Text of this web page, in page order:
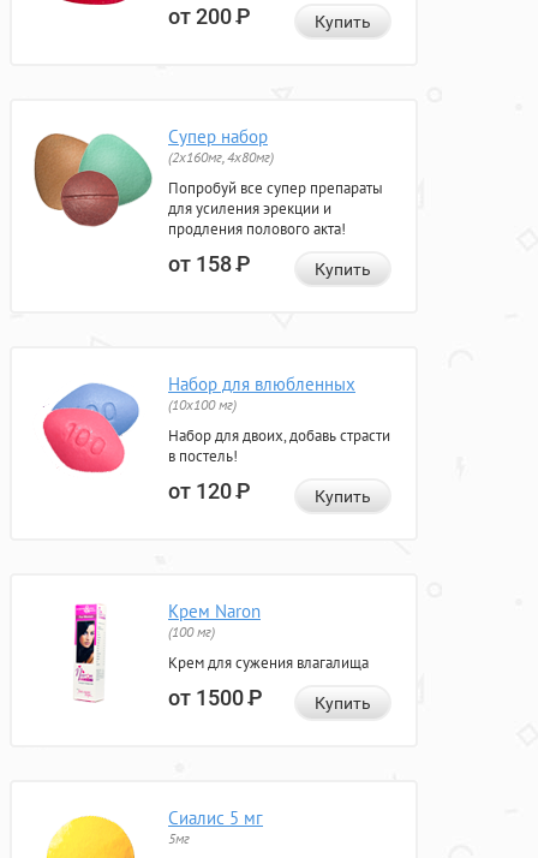
от 200Р Купить
Супер набор
(2х160мг, 4х80мг)
Попробуй все супер препараты
для усиления эрекции и
продления полового акта!
от 158Р Купить
Набор для влюбленных
(10х100 мг)
Набор для двоих, добавь страсти
в постель!
от 120Р Купить
Крем Naron
(100 мг)
Крем для сужения влагалища
от 1500Р Купить
Сиалис 5 мг
5мг